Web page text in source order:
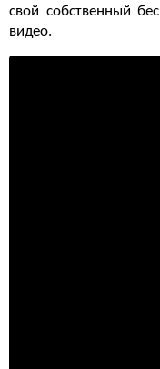
свой собственный
видео.